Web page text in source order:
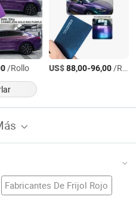
/Rollo US$88,00-96,00/Rollo
Fabricantes De Frijol Rojo